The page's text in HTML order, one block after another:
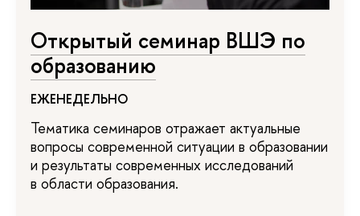
Открытый семинар ВШЭ по
образованию
ЕЖЕНЕДЕЛЬНО
Тематика семинаров отражает актуальные
вопросы современной ситуации в образовании
и результаты современных исследований
в области образования.